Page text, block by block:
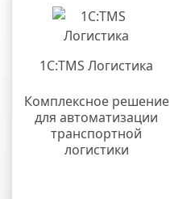
1С:TMS Логистика
Комплексное решение
для автоматизации
транспортной
логистики